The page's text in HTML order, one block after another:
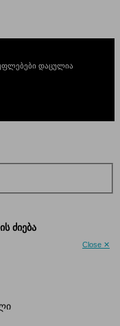
დაცულია
Close ✕
ძიება